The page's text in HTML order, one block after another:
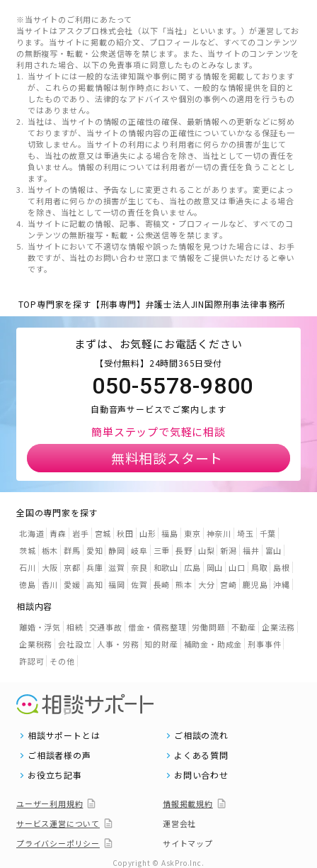
※当サイトのご利用にあたって
当サイトはアスクプロ株式会社（以下「当社」といいます。）が運営してお
ります。当サイトに掲載の紹介文、プロフィールなど、すべてのコンテンツ
の無断複写・転載・公衆送信等を禁じます。また、当サイトのコンテンツを
利用された場合、以下の免責事項に同意したものとみなします。
当サイトには一般的な法律知識や事例に関する情報を掲載しております
が、これらの掲載情報は制作時点において、一般的な情報提供を目的と
したものであり、法律的なアドバイスや個別の事例への適用を行うもの
ではありません。
当社は、当サイトの情報の正確性の確保、最新情報への更新などに努め
ておりますが、当サイトの情報内容の正確性についていかなる保証も一
切致しません。当サイトの利用により利用者に何らかの損害が生じて
も、当社の故意又は重過失による場合を除き、当社として一切の責任を
負いません。情報の利用については利用者が一切の責任を負うこととし
ます。
当サイトの情報は、予告なしに変更されることがあります。変更によっ
て利用者に何らかの損害が生じても、当社の故意又は重過失による場合
を除き、当社として一切の責任を負いません。
当サイトに記載の情報、記事、寄稿文・プロフィールなど、すべてのコ
ンテンツの無断複写・転載・公衆送信等を禁じます。
当サイトにおいて不適切な情報や誤った情報を見つけた場合には、お手
数ですが、当社のお問い合わせ窓口まで情報をご提供いただけると幸い
です。
TOP専門家を探す 【刑事専門】弁護士法人JIN国際刑事法律事務所
まずは、お気軽にお電話ください
【受付無料】24時間365日受付
050-5578-9800
自動音声サービスでご案内します
簡単ステップで気軽に相談
無料相談スタート
全国の専門家を探す
北海道 青森 岩手 宮城 秋田 山形 福島 東京 神奈川 埼玉
千葉
茨城 栃木 群馬 愛知 静岡 岐阜 三重 長野 山梨 新潟 福井
富山
石川
大阪 京都 兵庫 滋賀 奈良 和歌山 広島 岡山 山口 鳥取
島根
徳島 香川 愛媛 高知 福岡 佐賀 長崎 熊本 大分 宮崎 鹿児島 沖縄
相談内容
離婚・浮気 相続 交通事故 借金・債務整理 労働問題 不動産 企業法務
企業税務 会社設立 人事・労務 知的財産 補助金・助成金 刑事事件
許認可 その他
相談サポートとは
ご相談の流れ
ご相談者様の声
よくある質問
お役立ち記事
お問い合わせ
ユーザー利用規約
情報掲載規約
サービス運営について
運営会社
プライバシーポリシー
サイトマップ
Copyright © AskPro.Inc.